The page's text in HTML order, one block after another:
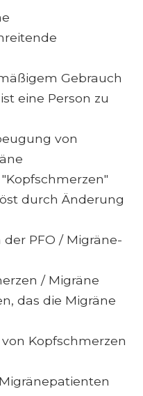
Gebrauch
eine Person zu
von
durch Änderung
der PFO / Migräne-
/ Migräne
das die Migräne
Kopfschmerzen